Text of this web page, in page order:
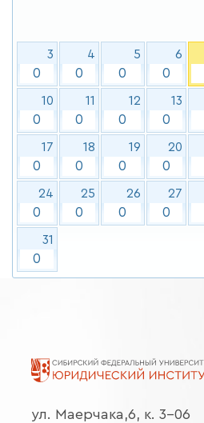
3
0
4
0
5
0
6
0
10
0
11
0
12
0
13
0
17
0
18
0
19
0
20
0
24
0
25
0
26
0
27
0
31
0
ул. Маерчака,6, к. 3-06